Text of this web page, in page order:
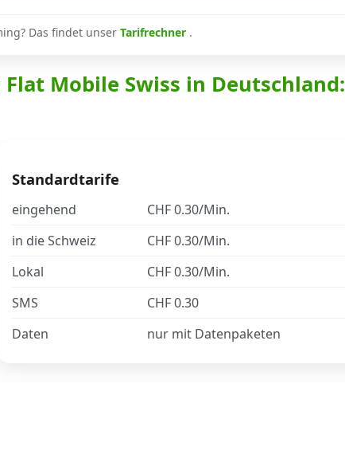
Das findet unser Tarifrechner .
Mobile Swiss in Deutschland:
Standardtarife
eingehend
CHF 0.30/Min.
in die Schweiz
CHF 0.30/Min.
Lokal
CHF 0.30/Min.
SMS
CHF 0.30
Daten
nur mit Datenpaketen